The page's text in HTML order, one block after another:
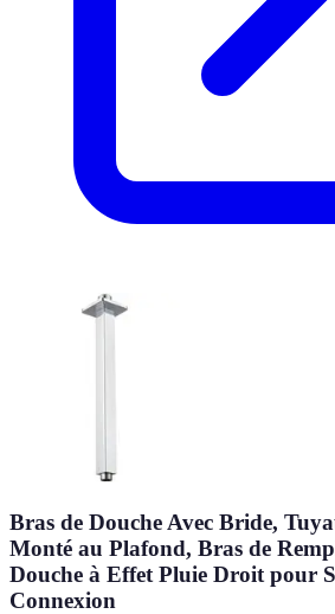
Bras de Douche Avec Bride,
Monté au Plafond, Bras de
Douche à Effet Pluie Droit pour
Connexion